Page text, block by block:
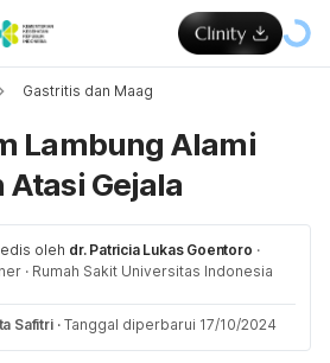
Gastritis dan Maag
Lambung Alami
Gejala
oleh dr. Patricia Lukas Goentoro ·
· Rumah Sakit Universitas Indonesia
Safitri · Tanggal diperbarui 17/10/2024